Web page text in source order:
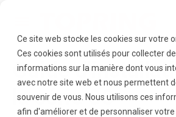
Ce site web stocke les cookies sur votre
Ces cookies sont utilisés pour collecter
informations sur la manière dont vous
avec notre site web et nous permettent
souvenir de vous. Nous utilisons ces
afin d'améliorer et de personnaliser votre
Guide
la série 08